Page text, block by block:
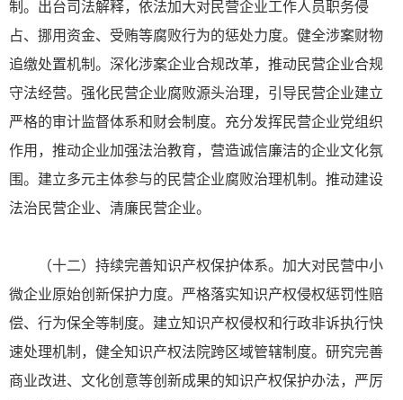
制。出台司法解释，依法加大对民营企业工作人员职务侵
占、挪用资金、受贿等腐败行为的惩处力度。健全涉案财物
追缴处置机制。深化涉案企业合规改革，推动民营企业合规
守法经营。强化民营企业腐败源头治理，引导民营企业建立
严格的审计监督体系和财会制度。充分发挥民营企业党组织
作用，推动企业加强法治教育，营造诚信廉洁的企业文化氛
围。建立多元主体参与的民营企业腐败治理机制。推动建设
法治民营企业、清廉民营企业。
（十二）持续完善知识产权保护体系。加大对民营中小
微企业原始创新保护力度。严格落实知识产权侵权惩罚性赔
偿、行为保全等制度。建立知识产权侵权和行政非诉执行快
速处理机制，健全知识产权法院跨区域管辖制度。研究完善
商业改进、文化创意等创新成果的知识产权保护办法，严厉